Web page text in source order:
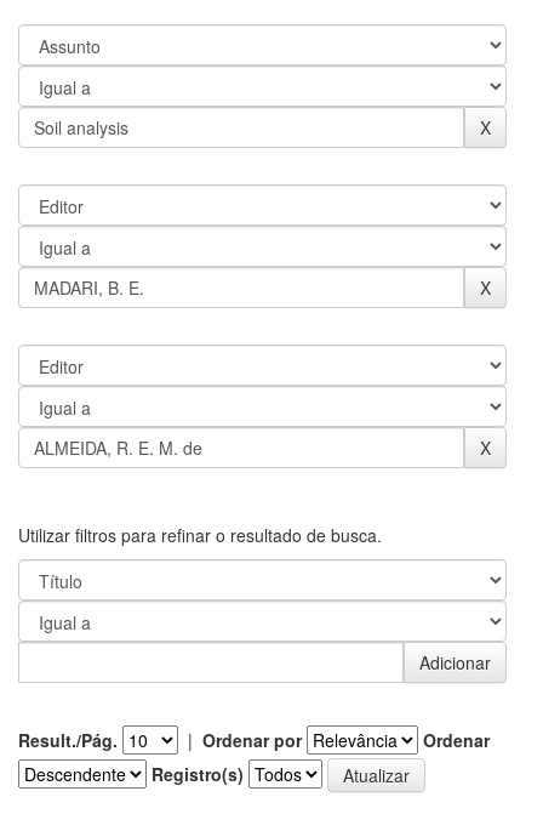
Utilizar filtros para refinar o resultado de busca.
Result./Pág. | Ordenar por
Ordenar
Registro(s)